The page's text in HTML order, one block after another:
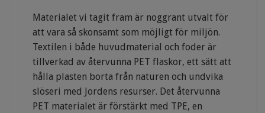
Materialet vi tagit fram är noggrant utvalt för
att vara så skonsamt som möjligt för miljön.
Textilen i både huvudmaterial och foder är
tillverkad av återvunna PET flaskor, ett sätt att
hålla plasten borta från naturen och undvika
slöseri med Jordens resurser. Det återvunna
PET materialet är förstärkt med TPE, en